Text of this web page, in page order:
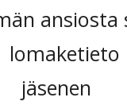
ansiosta
jäsenen